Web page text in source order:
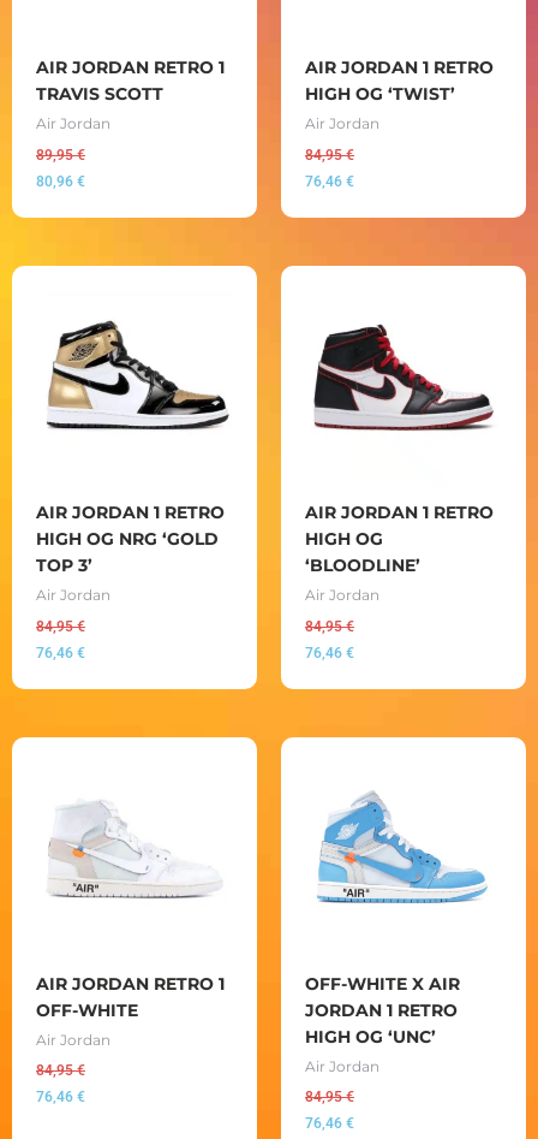
AIR JORDAN RETRO 1
TRAVIS SCOTT
Air Jordan
89,95€
80,96 €
AIR JORDAN 1 RETRO
HIGH OG ‘TWIST’
Air Jordan
84,95€
76,46 €
AIR JORDAN 1 RETRO
HIGH OG NRG ‘GOLD
TOP 3’
Air Jordan
84,95€
76,46 €
AIR JORDAN 1 RETRO
HIGH OG
‘BLOODLINE’
Air Jordan
84,95€
76,46 €
AIR JORDAN RETRO 1
OFF-WHITE
Air Jordan
84,95€
76,46 €
OFF-WHITE X AIR
JORDAN 1 RETRO
HIGH OG ‘UNC’
Air Jordan
84,95€
76,46 €